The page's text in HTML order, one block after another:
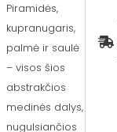
Piramidės,
kupranugaris,
palmė ir saulė
– visos šios
abstrakčios
medinės dalys,
nugulsiančios